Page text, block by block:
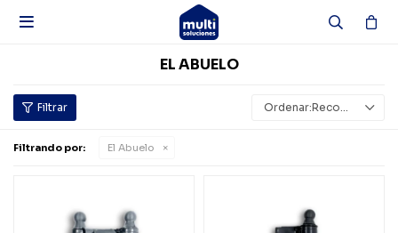

EL ABUELO
Recomendados
Filtrando por: El Abuelo